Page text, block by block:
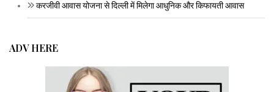
करजीवी आवास योजना से दिल्ली में मिलेगा आधुनिक और किफायती आवास
ADV HERE